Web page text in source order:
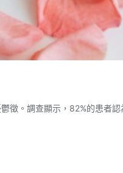
徵。調查顯示，82%的患者